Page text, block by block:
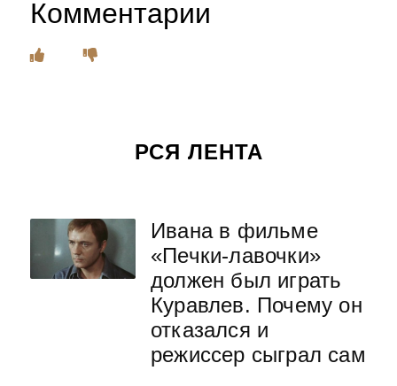
Комментарии
РСЯ ЛЕНТА
Ивана в фильме
«Печки-лавочки»
должен был играть
Куравлев. Почему он
отказался и
режиссер сыграл сам